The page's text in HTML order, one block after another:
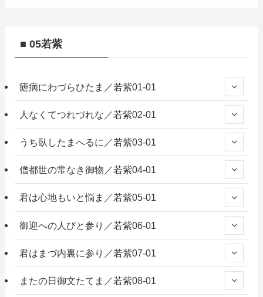
■ 05若紫
瘧病にわづらひたま／若紫01-01
人なくてつれづれな／若紫02-01
うち臥したまへるに／若紫03-01
僧都世の常なき御物／若紫04-01
君は心地もいと悩ま／若紫05-01
御迎への人びと参り／若紫06-01
君はまづ内裏に参り／若紫07-01
またの日御文たてま／若紫08-01